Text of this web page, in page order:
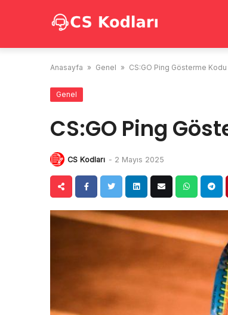
Anasayfa » Genel » CS:GO Ping Gösterme Kodu
Genel
CS:GO Ping
CS Kodları - 2 Mayıs 2025